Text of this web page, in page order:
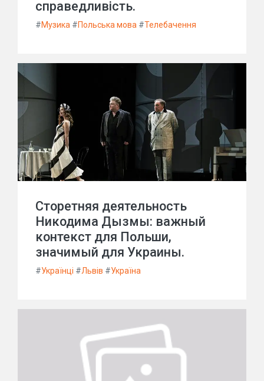
справедливість.
#Музика #Польська мова #Телебачення
Сторетняя деятельность
Никодима Дызмы: важный
контекст для Польши,
значимый для Украины.
#Українці #Львів #Україна